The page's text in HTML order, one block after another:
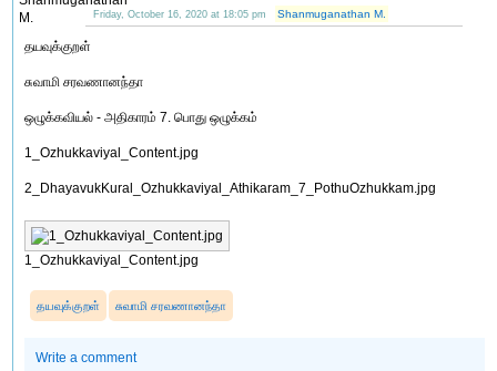
Friday, October 16, 2020 at 18:05 pm Shanmuganathan M.
தயவுக்குறள்
சுவாமி சரவணானந்தா
ஒழுக்கவியல் - அதிகாரம் 7. பொது ஒழுக்கம்
1_Ozhukkaviyal_Content.jpg
2_DhayavukKural_Ozhukkaviyal_Athikaram_7_PothuOzhukkam.jpg
1_Ozhukkaviyal_Content.jpg
தயவுக்குறள் சுவாமி சரவணானந்தா
Write a comment